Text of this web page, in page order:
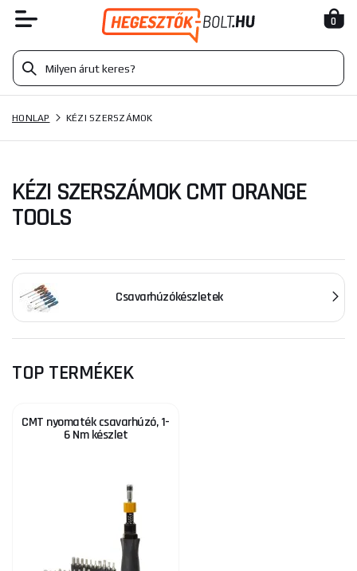
0
HONLAP KÉZI SZERSZÁMOK
KÉZI SZERSZÁMOK CMT ORANGE
TOOLS
Csavarhúzókészletek
TOP TERMÉKEK
CMT nyomaték csavarhúzó, 1-
6 Nm készlet